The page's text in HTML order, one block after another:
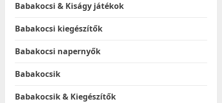
Babakocsi & Kiságy játékok
Babakocsi kiegészítők
Babakocsi napernyők
Babakocsik
Babakocsik & Kiegészítők